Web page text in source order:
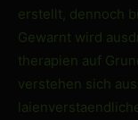
erstellt, dennoch
Gewarnt wird
therapien auf
verstehen sich